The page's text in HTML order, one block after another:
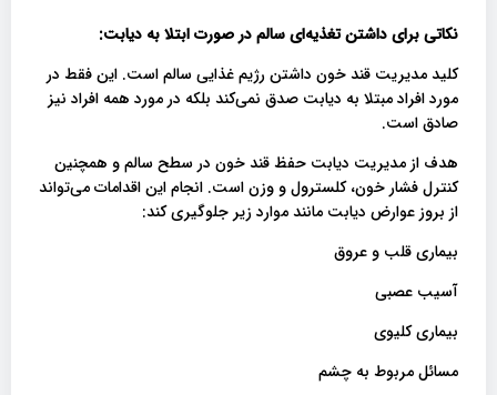
نکاتی برای داشتن تغذیه‌ای سالم در صورت ابتلا به دیابت:
کلید مدیریت قند خون داشتن رژیم غذایی سالم است. این فقط در
مورد افراد مبتلا به دیابت صدق نمی‌کند بلکه در مورد همه افراد نیز
صادق است.
هدف از مدیریت دیابت حفظ قند خون در سطح سالم و همچنین
کنترل فشار خون، کلسترول و وزن است. انجام این اقدامات می‌تواند
از بروز عوارض دیابت مانند موارد زیر جلوگیری کند:
بیماری قلب و عروق
آسیب عصبی
بیماری کلیوی
مسائل مربوط به چشم